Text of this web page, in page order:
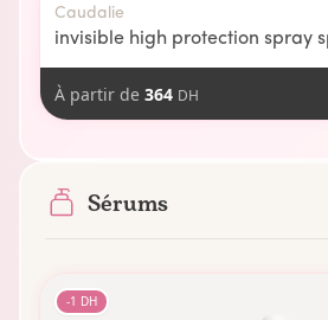
Caudalie
invisible high protection spray
À partir de 364 DH
Sérums
-1 DH